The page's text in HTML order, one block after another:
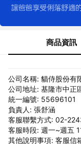
商品資訊
公司名稱: 貓侍股份有
公司地址: 基隆市中正
統一編號: 55696101
負責人: 張舒涵
客服聯繫方式: 02-
客服時段: 週一~週五
其他說明事項: 客服